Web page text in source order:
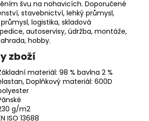
švu na nohavicích. Doporučené
stavebnictví, lehký průmysl,
logistika, skladová
autoservisy, údržba, montáže,
hobby.
zboží
materiál: 98 % bavlna 2 %
Doplňkový materiál: 600D
g/m2
ISO 13688